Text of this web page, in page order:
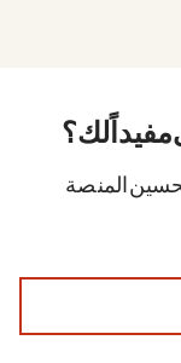
مفيداً لك؟
المنصة